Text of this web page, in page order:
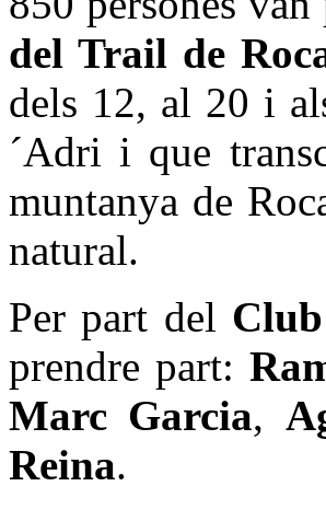
del Trail de
dels 12, al 20 i
´Adri i que
muntanya de
natural.
Per part del
prendre part:
Marc Garcia,
Reina.